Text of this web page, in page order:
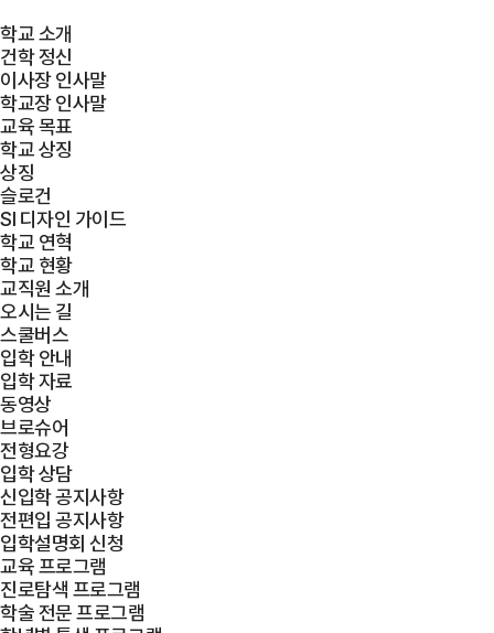
학교 소개
건학 정신
이사장 인사말
학교장 인사말
교육 목표
학교 상징
상징
슬로건
SI 디자인 가이드
학교 연혁
학교 현황
교직원 소개
오시는 길
스쿨버스
입학 안내
입학 자료
동영상
브로슈어
전형요강
입학 상담
신입학 공지사항
전편입 공지사항
입학설명회 신청
교육 프로그램
진로탐색 프로그램
학술 전문 프로그램